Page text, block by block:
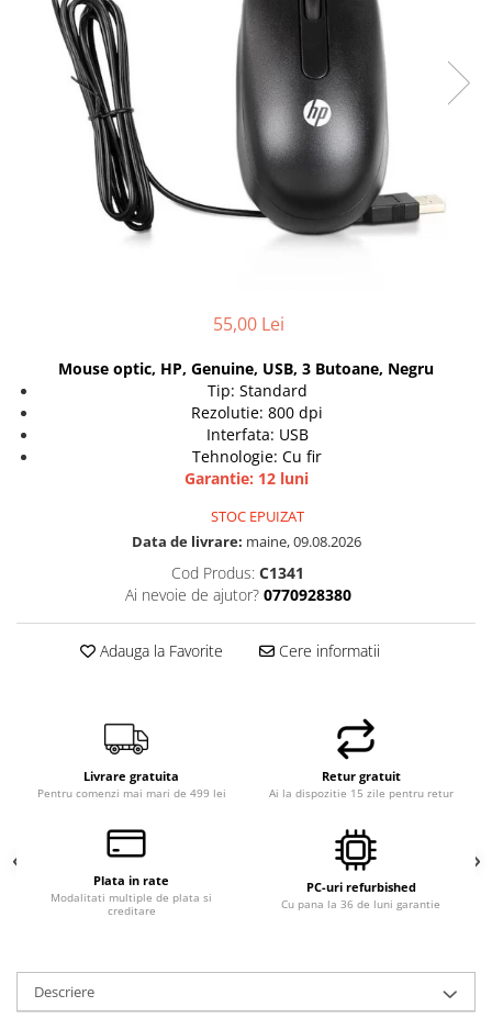
Genti Laptop
Incarcatoare laptop
Incarcatoare laptop refurbished
Standuri și Coolere Laptop
Alte accesorii
Card reader
Coolere
Surse PC
Carcase
Placi de baza
Ventilatoare carcasa
Componente Renew/Refurbished
Placi de baza REFURBISHED
Calculatoare All-in-One NOI
Calculatoare All-in-One RENEW
Componente All-in-One
55,00 Lei
Mouse optic, HP, Genuine, USB, 3 Butoane, Negru
Tip: Standard
Rezolutie: 800 dpi
Interfata: USB
Tehnologie: Cu fir
Garantie: 12 luni
STOC EPUIZAT
Data de livrare: maine, 09.08.2026
Cod Produs: C1341
Ai nevoie de ajutor? 0770928380
Adauga la Favorite Cere informatii
Livrare gratuita
Pentru comenzi mai mari de 499 lei
Retur gratuit
Ai la dispozitie 15 zile pentru retur
Plata in rate
Modalitati multiple de plata si
creditare
PC-uri refurbished
Cu pana la 36 de luni garantie
Descriere